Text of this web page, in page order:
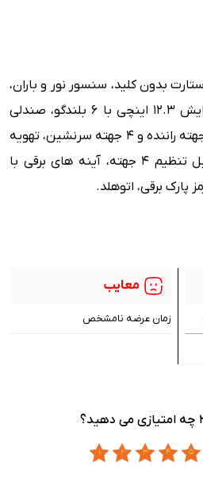
بدون کلید، سنسور نور و باران،
تهویه دو کاناله، صفحه نمایش 12.3 اینچی با 6 بلندگو، صندلی
های چرمی با تنظیم برقی 6 جهته راننده و 4 جهته سرنشین، تهویه
صندلی های جلو، فرمان قابل تنظیم 4 جهته، آینه های برقی با
معایب
زمان عرضه نامشخص